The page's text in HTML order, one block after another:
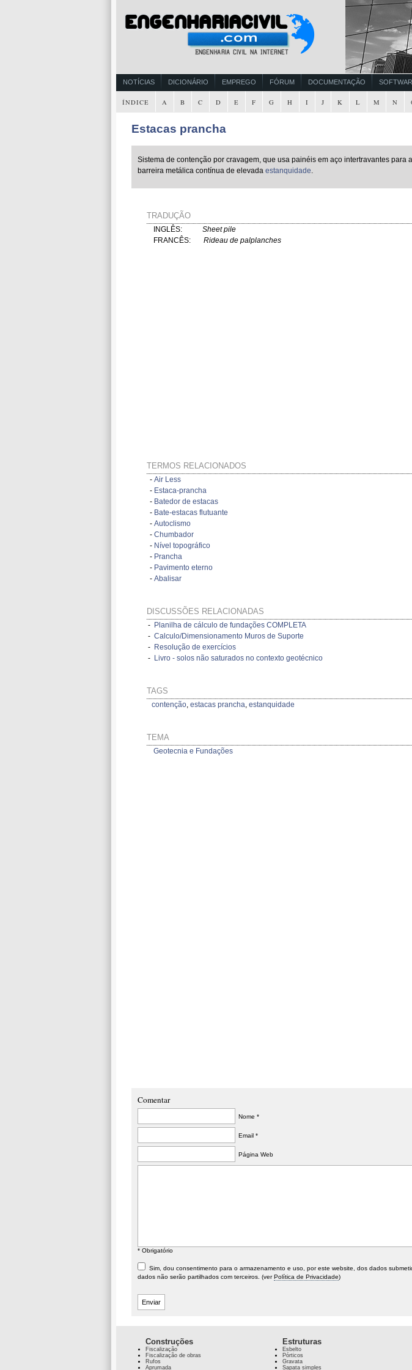
NOTÍCIAS DICIONÁRIO EMPREGO FÓRUM DOCUMENTAÇÃO
ÍNDICE A B C D E F G H I J K L M N
Estacas prancha
Sistema de contenção por cravagem, que usa painéis em aço intertravantes para
barreira metálica contínua de elevada estanquidade
TRADUÇÃO
INGLÊS: Sheet pile
FRANCÊS: Rideau de palplanches
TERMOS RELACIONADOS
- Air Less
- Estaca-prancha
- Batedor de estacas
- Bate-estacas flutuante
- Autoclismo
- Chumbador
- Nível topográfico
- Prancha
- Pavimento eterno
- Abalisar
DISCUSSÕES RELACIONADAS
- Planilha de cálculo de fundações COMPLETA
- Calculo/Dimensionamento Muros de Suporte
- Resolução de exercícios
- Livro - solos não saturados no contexto geotécnico
TAGS
contenção, estacas prancha estanquidade
TEMA
Geotecnia e Fundações
Comentar
Nome *
Email *
Página Web
* Obrigatório
Sim, dou consentimento para o armazenamento e uso, por este website, dos dados
dados não serão partilhados com terceiros. (verPolítica de Privacidade)
Construções
Fiscalização
Fiscalização de obras
Rufos
Aprumada
Estruturas
Esbelto
Pórticos
Gravata
Sapata simples